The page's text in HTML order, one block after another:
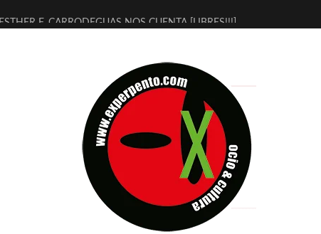
ESTHER F. CARRODEGUAS NOS CUENTA [LIBRES!!!]
[ELECTRA JONDA] DE JUAN GUERRERO ZAMORA
TIMBRE 4, LA ESCUELA DEL DIRECTOR TEATRAL CLAUDIO TOLCACHIR
30 AÑOS (NO ES NADA) DE LA KATARSIS DEL TOMATAZO
MILITARES JUDÍAS EN #EXVITA
D’BALDOMEROS REINVENTAN [BITÁCORA 3.0] EN EXVITA
MARSHALL FLASH PRESENTA EN EXVITA [RELATIVA SENCILLEZ]
JOFRE BARDAGÍ EN EXVITA INTERPRETANDO A SERRAT